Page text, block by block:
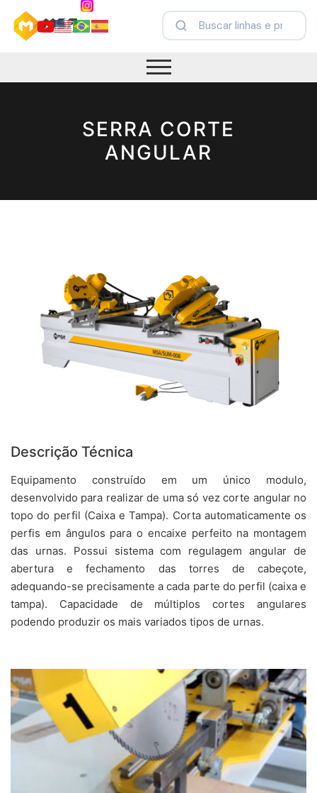
SERRA CORTE
ANGULAR
Descrição Técnica
Equipamento construído em um único modulo,
desenvolvido para realizar de uma só vez corte angular no
topo do perfil (Caixa e Tampa). Corta automaticamente os
perfis em ângulos para o encaixe perfeito na montagem
das urnas. Possui sistema com regulagem angular de
abertura e fechamento das torres de cabeçote,
adequando-se precisamente a cada parte do perfil (caixa e
tampa). Capacidade de múltiplos cortes angulares
podendo produzir os mais variados tipos de urnas.